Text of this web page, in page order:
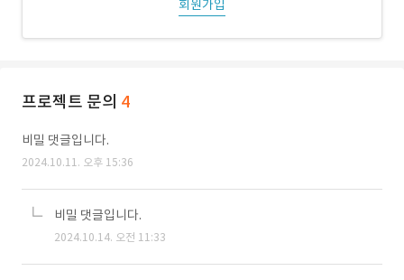
회원가입
프로젝트 문의 4
비밀 댓글입니다.
2024.10.11. 오후 15:36
비밀 댓글입니다.
2024.10.14. 오전 11:33